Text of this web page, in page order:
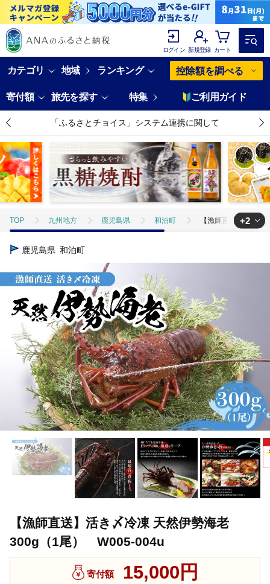
ログイン 新規登録 カート
カテゴリ 地域 ランキング 控除額を調べる
寄付額 旅先を探す 特集 ご利用ガイド
「ふるさとチョイス」システム連携に関して
TOP 九州地方 鹿児島県 和泊町 【漁師直送】活き
TOP
えび
+2
鹿児島県 和泊町
【漁師直送】活き〆冷凍 天然伊勢海老
300g（1尾） W005-004u
寄付額 15,000円